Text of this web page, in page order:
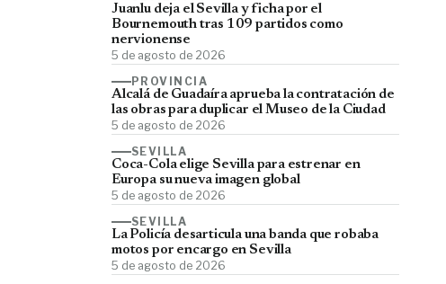
Juanlu deja el Sevilla y ficha por el
Bournemouth tras 109 partidos como
nervionense
5 de agosto de 2026
PROVINCIA
Alcalá de Guadaíra aprueba la contratación de
las obras para duplicar el Museo de la Ciudad
5 de agosto de 2026
SEVILLA
Coca-Cola elige Sevilla para estrenar en
Europa su nueva imagen global
5 de agosto de 2026
SEVILLA
La Policía desarticula una banda que robaba
motos por encargo en Sevilla
5 de agosto de 2026